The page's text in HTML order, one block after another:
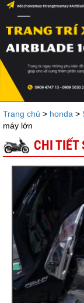
Trang chủ > honda >
máy lớn
CHI TIẾT